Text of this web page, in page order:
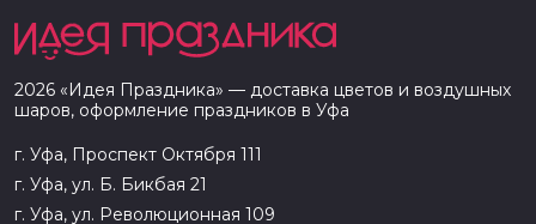
2026 «Идея Праздника» — доставка цветов и воздушных
шаров, оформление праздников в Уфа
г. Уфа, Проспект Октября 111
г. Уфа, ул. Б. Бикбая 21
г. Уфа, ул. Революционная 109